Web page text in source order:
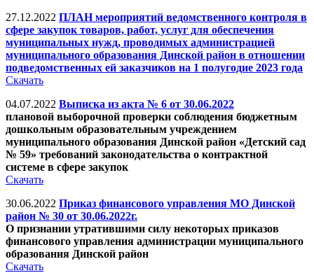
27.12.2022 ПЛАН мероприятий ведомственного контроля в
сфере закупок товаров, работ, услуг для обеспечения
муниципальных нужд, проводимых администрацией
муниципального образования Динской район в отношении
подведомственных ей заказчиков на 1 полугодие 2023 года
Скачать
04.07.2022 Выписка из акта № 6 от 30.06.2022
плановой выборочной проверки соблюдения бюджетным
дошкольным образовательным учреждением
муниципального образования Динской район «Детский сад
№ 59» требований законодательства о контрактной
системе в сфере закупок
Скачать
30.06.2022 Приказ финансового управления МО Динской
район № 30 от 30.06.2022г.
О признании утратившими силу некоторых приказов
финансового управления администрации муниципального
образования Динской район
Скачать